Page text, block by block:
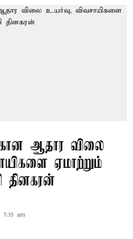
ஆதார விலை
ஏமாற்றும்
தினகரன்
7:35 am